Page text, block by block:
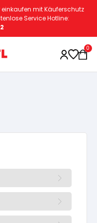
einkaufen mit Käuferschutz
Service Hotline:
0